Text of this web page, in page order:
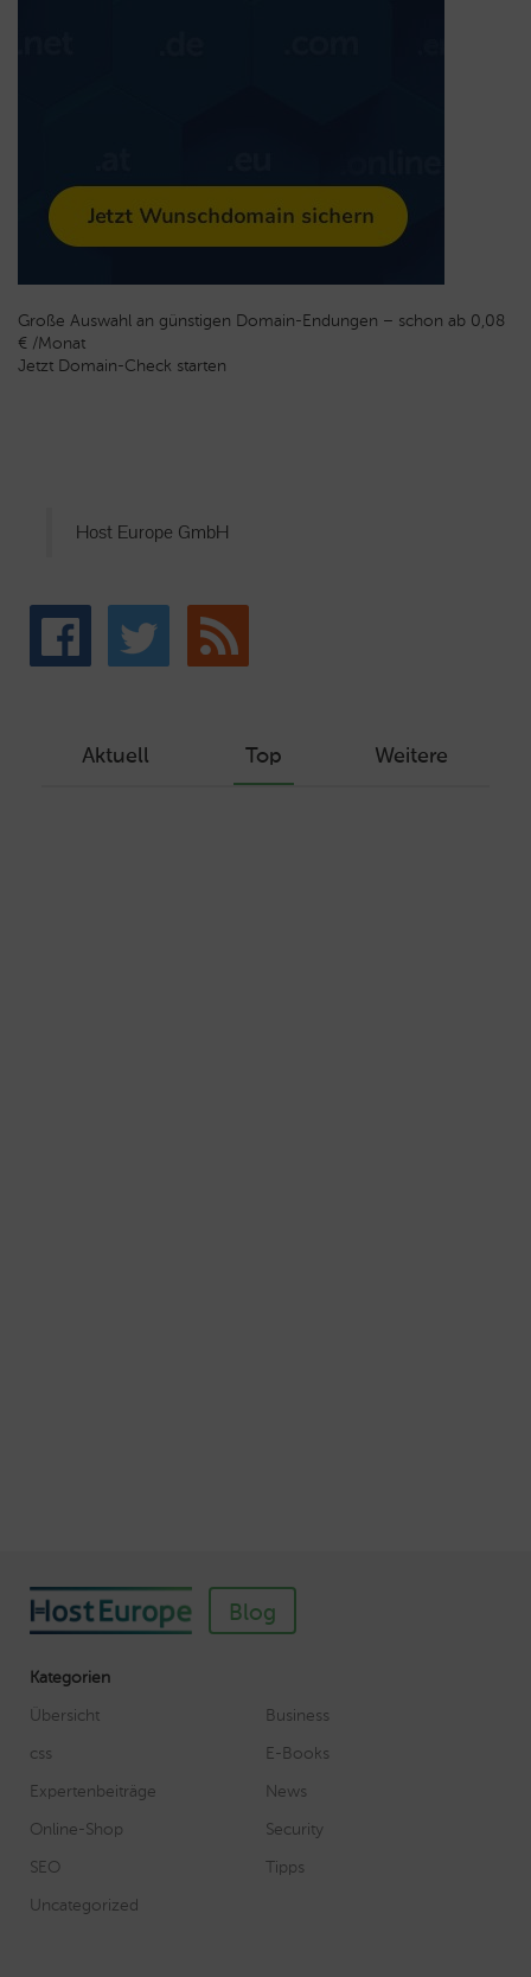
Große Auswahl an günstigen Domain-Endungen – schon ab 0,08
€ /Monat
Jetzt Domain-Check starten
Host Europe GmbH
Aktuell Top Weitere
Blog
Kategorien
Übersicht
Business
css
E-Books
Expertenbeiträge
News
Online-Shop
Security
SEO
Tipps
Uncategorized